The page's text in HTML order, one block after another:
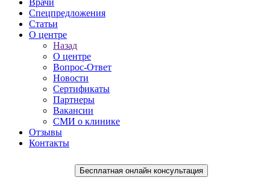
Врачи
Спецпредложения
Статьи
О центре
Назад
О центре
Вопрос-Ответ
Новости
Сертификаты
Партнеры
Вакансии
СМИ о клинике
Отзывы
Контакты
Бесплатная онлайн консультация